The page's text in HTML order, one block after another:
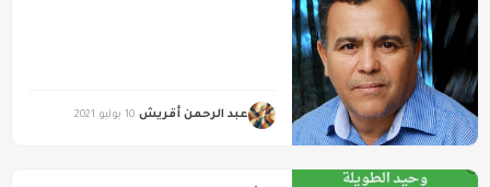
عبد الرحمن أقريش 10 يوليو 2021